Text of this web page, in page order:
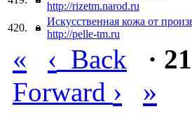
http://rizetm.narod.ru
420.
Искусственная кожа от
http://pelle-tm.ru
« ‹ Back ·
Forward › »